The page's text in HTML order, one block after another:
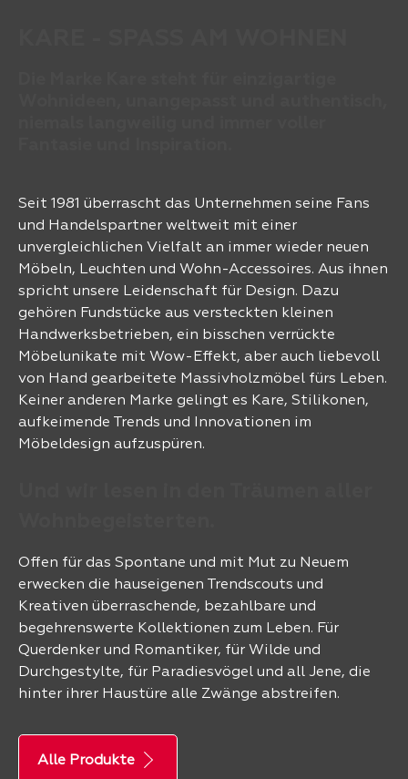
Seit 1981 überrascht das Unternehmen seine Fans
und Handelspartner weltweit mit einer
unvergleichlichen Vielfalt an immer wieder neuen
Möbeln, Leuchten und Wohn-Accessoires. Aus ihnen
spricht unsere Leidenschaft für Design. Dazu
gehören Fundstücke aus versteckten kleinen
Handwerksbetrieben, ein bisschen verrückte
Möbelunikate mit Wow-Effekt, aber auch liebevoll
von Hand gearbeitete Massivholzmöbel fürs Leben.
Keiner anderen Marke gelingt es Kare, Stilikonen,
aufkeimende Trends und Innovationen im
Möbeldesign aufzuspüren.
Offen für das Spontane und mit Mut zu Neuem
erwecken die hauseigenen Trendscouts und
Kreativen überraschende, bezahlbare und
begehrenswerte Kollektionen zum Leben. Für
Querdenker und Romantiker, für Wilde und
Durchgestylte, für Paradiesvögel und all Jene, die
hinter ihrer Haustüre alle Zwänge abstreifen.
Alle Produkte